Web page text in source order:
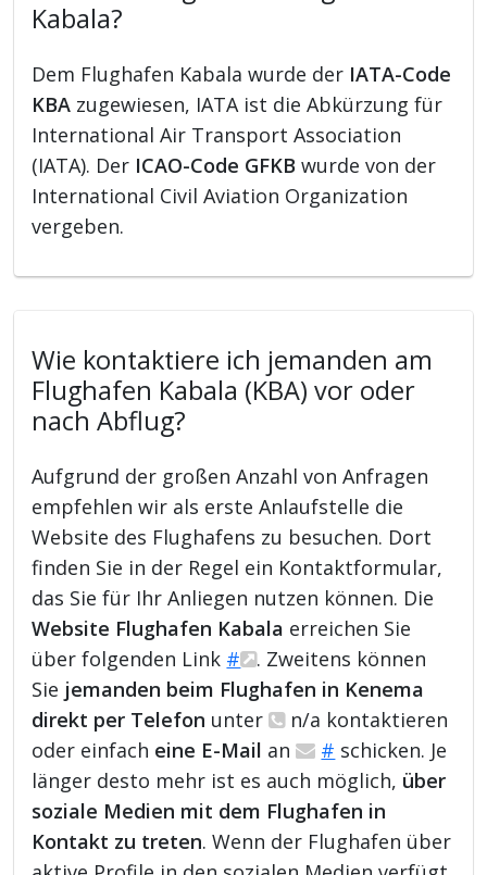
Kabala?
Dem Flughafen Kabala wurde der IATA-Code
KBA zugewiesen, IATA ist die Abkürzung für
International Air Transport Association
(IATA). Der ICAO-Code GFKB wurde von der
International Civil Aviation Organization
vergeben.
Wie kontaktiere ich jemanden am
Flughafen Kabala (KBA) vor oder
nach Abflug?
Aufgrund der großen Anzahl von Anfragen
empfehlen wir als erste Anlaufstelle die
Website des Flughafens zu besuchen. Dort
finden Sie in der Regel ein Kontaktformular,
das Sie für Ihr Anliegen nutzen können. Die
Website Flughafen Kabala erreichen Sie
über folgenden Link #
. Zweitens können
Sie jemanden beim Flughafen in Kenema
direkt per Telefon unter
n/a kontaktieren
oder einfach eine E-Mail an # schicken. Je
länger desto mehr ist es auch möglich, über
soziale Medien mit dem Flughafen in
Kontakt zu treten. Wenn der Flughafen über